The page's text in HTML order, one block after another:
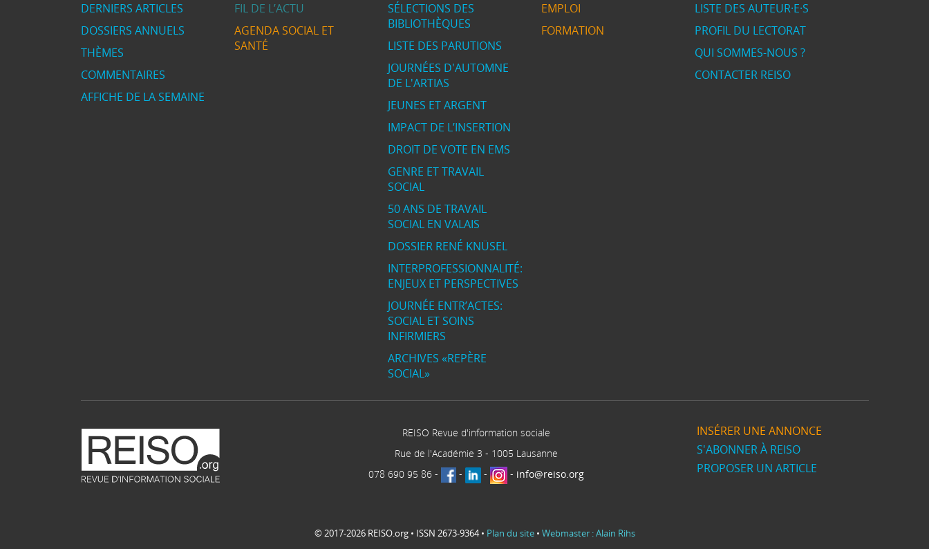
DERNIERS ARTICLES
DOSSIERS ANNUELS
THÈMES
COMMENTAIRES
AFFICHE DE LA SEMAINE
FIL DE L’ACTU
AGENDA SOCIAL ET
SANTÉ
SÉLECTIONS DES
BIBLIOTHÈQUES
LISTE DES PARUTIONS
JOURNÉES D'AUTOMNE
DE L'ARTIAS
JEUNES ET ARGENT
IMPACT DE L’INSERTION
DROIT DE VOTE EN EMS
GENRE ET TRAVAIL
SOCIAL
50 ANS DE TRAVAIL
SOCIAL EN VALAIS
DOSSIER RENÉ KNÜSEL
INTERPROFESSIONNALITÉ:
ENJEUX ET PERSPECTIVES
JOURNÉE ENTR’ACTES:
SOCIAL ET SOINS
INFIRMIERS
ARCHIVES «REPÈRE
SOCIAL»
EMPLOI
FORMATION
LISTE DES AUTEUR·E·S
PROFIL DU LECTORAT
QUI SOMMES-NOUS ?
CONTACTER REISO
REISO Revue d'information sociale
Rue de l'Académie 3 - 1005 Lausanne
078 690 95 86 - - - - info@reiso.org
INSÉRER UNE ANNONCE
S'ABONNER À REISO
PROPOSER UN ARTICLE
© 2017-2026 REISO.org • ISSN 2673-9364 • Plan du site • Webmaster : Alain Rihs